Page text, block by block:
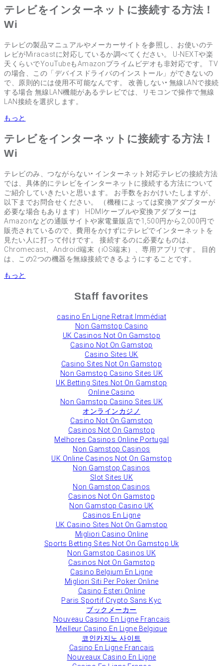
テレビをインターネットに接続する方法！
Wi
テレビの製品マニュアルやメーカーサイトを参照し、お使いのテ
レビがMiracastに対応しているか調べてください。 U-NEXTや楽
天くらいでYouTubeもAmazonプライムビデオも非対応です。 TV
の場合、この「デバイスドライバのインストール」ができないの
で、原則的には使用不可能なんです。 改善しない• 無線LANで接続
する場合 無線LAN機能があるテレビでは、リモコンで操作で無線
LAN接続を選択します。
もっと
テレビをインターネットに接続する方法！
Wi
テレビのみ、つながらない• インターネット対応テレビの接続方法
では、具体的にテレビをインターネットに接続する方法について
ご紹介していきたいと思います。 お手数をおかけいたしますが、
以下までお問合せください。 （機種によっては変換アダプターが
必要な場合もあります） HDMIケーブルや変換アダプターは
Amazonなどの通販サイトや家電量販店で1,500円から2,000円で
販売されているので、費用をかけずにテレビでインターネットを
見たい人に打って付けです。 接続するのに必要なものは、
Chromecast、Android端末（iOS端末）、専用アプリです。 目的
は、この2つの機器を無線接続できるようにすることです。
もっと
Staff favorites
сasino En Ligne Retrait Immédiat
Non Gamstop Casino
UK Casinos Not On Gamstop
Casino Not On Gamstop
Casino Sites UK
Casino Sites Not On Gamstop
Non Gamstop Casino Sites UK
UK Betting Sites Not On Gamstop
Online Casino
Non Gamstop Casino Sites UK
オンラインカジノ
Casino Not On Gamstop
Casinos Not On Gamstop
Melhores Casinos Online Portugal
Non Gamstop Casinos
UK Online Casinos Not On Gamstop
Non Gamstop Casinos
Slot Sites UK
Non Gamstop Casinos
Casinos Not On Gamstop
Non Gamstop Casino UK
Casinos En Ligne
UK Casino Sites Not On Gamstop
Migliori Casino Online
Sports Betting Sites Not On Gamstop Uk
Non Gamstop Casinos UK
Casinos Not On Gamstop
Casino Belgium En Ligne
Migliori Siti Per Poker Online
Casino Esteri Online
Paris Sportif Crypto Sans Kyc
ブックメーカー
Nouveau Casino En Ligne Francais
Meilleur Casino En Ligne Belgique
코인카지노 사이트
Casino En Ligne Francais
Nouveaux Casino En Ligne